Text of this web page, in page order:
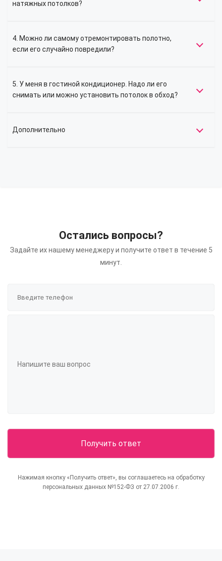
натяжных потолков?
4. Можно ли самому отремонтировать полотно,
если его случайно повредили?
5. У меня в гостиной кондиционер. Надо ли его
снимать или можно установить потолок в обход?
Дополнительно
Остались вопросы?
Задайте их нашему менеджеру и получите ответ в течение 5
минут.
Нажимая кнопку «Получить ответ», вы соглашаетесь на обработку
персональных данных №152-ФЗ от 27.07.2006 г.